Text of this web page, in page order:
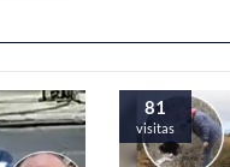
81
visitas